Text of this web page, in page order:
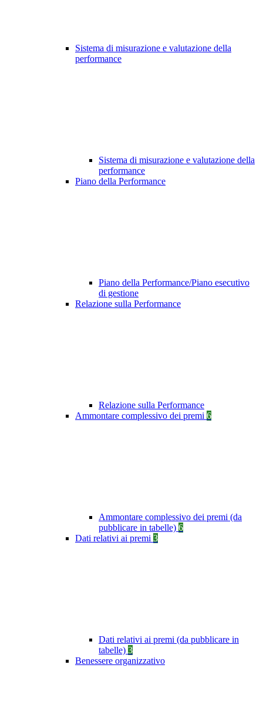
Sistema di misurazione e valutazione della
performance
Sistema di misurazione e valutazione della
performance
Piano della Performance
Piano della Performance/Piano esecutivo
di gestione
Relazione sulla Performance
Relazione sulla Performance
Ammontare complessivo dei premi 6
Ammontare complessivo dei premi (da
pubblicare in tabelle) 6
Dati relativi ai premi 3
Dati relativi ai premi (da pubblicare in
tabelle) 3
Benessere organizzativo